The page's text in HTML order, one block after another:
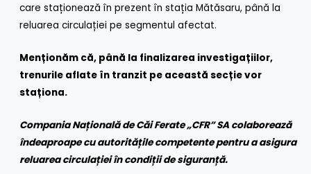
care staționează în prezent în stația Mătăsaru, până la
reluarea circulației pe segmentul afectat.
Menționăm că, până la finalizarea investigațiilor,
trenurile aflate în tranzit pe această secție vor
staționa.
Compania Națională de Căi Ferate „CFR” SA colaborează
îndeaproape cu autoritățile competente pentru a asigura
reluarea circulației în condiții de siguranță.